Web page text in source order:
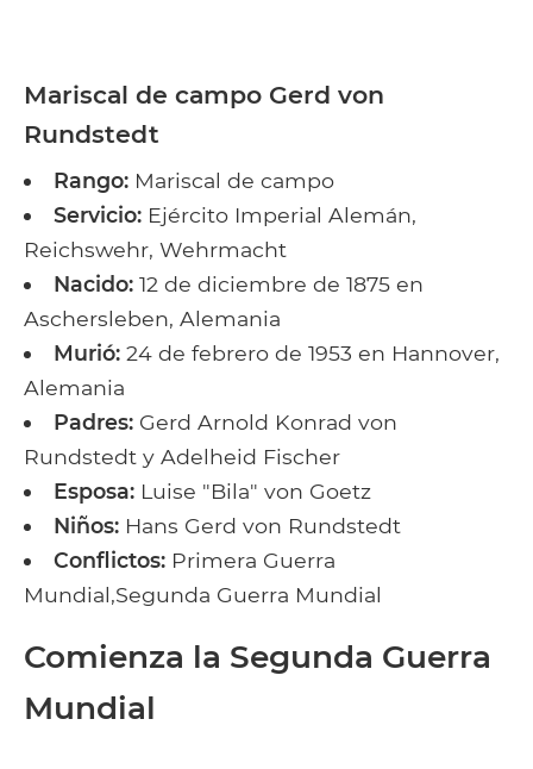
Mariscal de campo Gerd von
Rundstedt
Rango:Mariscal de campo
Servicio:Ejército Imperial Alemán,
Reichswehr, Wehrmacht
Nacido: 12 de diciembre de 1875 en
Aschersleben, Alemania
Murió:24 de febrero de 1953 en Hannover,
Alemania
Padres: Gerd Arnold Konrad von
Rundstedt y Adelheid Fischer
Esposa:Luise "Bila" von Goetz
Niños: Hans Gerd von Rundstedt
Conflictos: Primera Guerra
Mundial,Segunda Guerra Mundial
Comienza la Segunda Guerra
Mundial